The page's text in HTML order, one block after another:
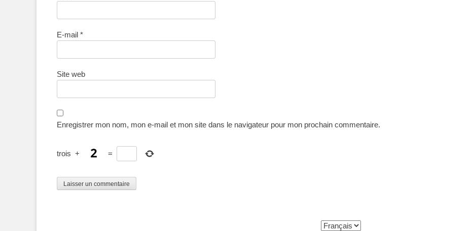
E-mail *
Site web
Enregistrer mon nom, mon e-mail et mon site dans le navigateur pour mon prochain commentaire.
trois + =